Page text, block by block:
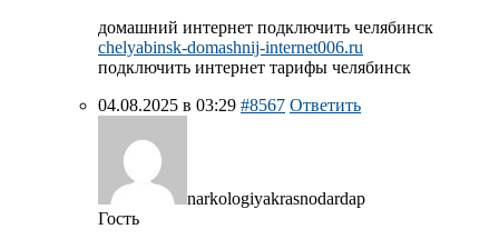
домашний интернет подключить челябинск
chelyabinsk-domashnij-internet006.ru
подключить интернет тарифы челябинск
04.08.2025 в 03:29 #8567 Ответить
narkologiyakrasnodardap
Гость